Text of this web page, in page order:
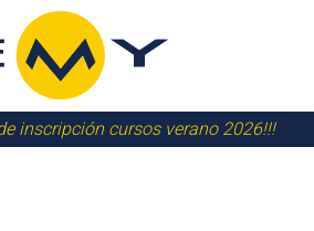
inscripción cursos verano 2026!!!